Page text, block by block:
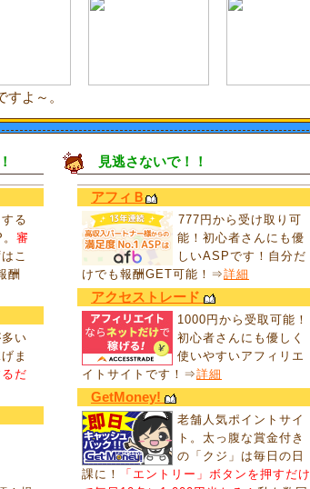
よ～。
る
審
こ
酬
い
ま
だ
見逃さないで！！
アフィＢ
777円から受け取り可
能！初心者さんにも優
しいASPです！自分だ
けでも報酬GET可能！⇒詳細
アクセストレード
1000円から受取可能！
初心者さんにも優しく
使いやすいアフィリエ
イトサイトです！⇒詳細
GetMoney!
老舗人気ポイントサイ
ト。太っ腹な賞金付き
の「クジ」は毎日の日
課に！
「エントリー」ボタンを押すだけ